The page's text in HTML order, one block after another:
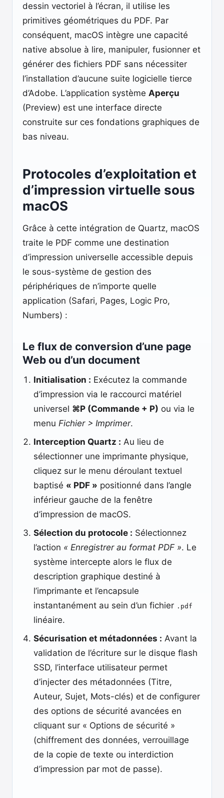
dessin vectoriel à l’écran, il utilise les
primitives géométriques du PDF. Par
conséquent, macOS intègre une capacité
native absolue à lire, manipuler, fusionner et
générer des fichiers PDF sans nécessiter
l’installation d’aucune suite logicielle tierce
d’Adobe. L’application système Aperçu
(Preview) est une interface directe
construite sur ces fondations graphiques de
bas niveau.
Protocoles d’exploitation et
d’impression virtuelle sous
macOS
Grâce à cette intégration de Quartz, macOS
traite le PDF comme une destination
d’impression universelle accessible depuis
le sous-système de gestion des
périphériques de n’importe quelle
application (Safari, Pages, Logic Pro,
Numbers) :
Le flux de conversion d’une page
Web ou d’un document
Initialisation : Exécutez la commande
d’impression via le raccourci matériel
universel ⌘P (Commande + P) ou via le
menu Fichier > Imprimer.
Interception Quartz : Au lieu de
sélectionner une imprimante physique,
cliquez sur le menu déroulant textuel
baptisé « PDF » positionné dans l’angle
inférieur gauche de la fenêtre
d’impression de macOS.
Sélection du protocole : Sélectionnez
l’action « Enregistrer au format PDF ». Le
système intercepte alors le flux de
description graphique destiné à
l’imprimante et l’encapsule
instantanément au sein d’un fichier .pdf
linéaire.
Sécurisation et métadonnées : Avant la
validation de l’écriture sur le disque flash
SSD, l’interface utilisateur permet
d’injecter des métadonnées (Titre,
Auteur, Sujet, Mots-clés) et de configurer
des options de sécurité avancées en
cliquant sur « Options de sécurité »
(chiffrement des données, verrouillage
de la copie de texte ou interdiction
d’impression par mot de passe).